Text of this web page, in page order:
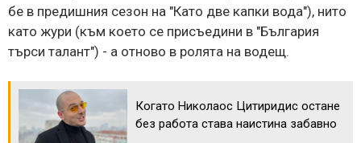
бе в предишния сезон на "Като две капки вода"), нито
като жури (към което се присъедини в "България
търси талант") - а отново в ролята на водещ.
Когато Николаос Цитиридис остане
без работа става наистина забавно